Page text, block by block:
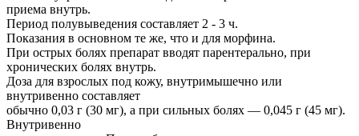
приема внутрь.
Период полувыведения составляет 2 - 3 ч.
Показания в основном те же, что и для морфина.
При острых болях препарат вводят парентерально, при
хронических болях внутрь.
Доза для взрослых под кожу, внутримышечно или
внутривенно составляет
обычно 0,03 г (30 мг), а при сильных болях — 0,045 г (45 мг).
Внутривенно